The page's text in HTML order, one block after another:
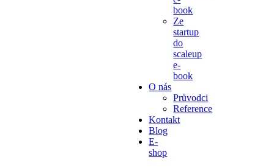
book
Ze
startup
do
scaleup
e-
book
O nás
Průvodci
Reference
Kontakt
Blog
E-
shop